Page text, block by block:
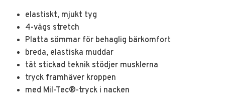
elastiskt, mjukt tyg
4-vägs stretch
Platta sömmar för behaglig bärkomfort
breda, elastiska muddar
tät stickad teknik stödjer musklerna
tryck framhäver kroppen
med Mil-Tec®-tryck i nacken